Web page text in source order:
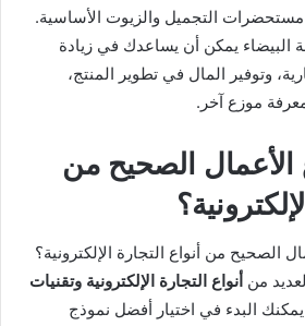
التجميل والزيوت الأساسية.
البيضاء يمكن أن يساعدك في زيادة
وتوفير المال في تطوير المنتج،
موزع آخر.
الأعمال الصحيح من
من أنواع التجارة الإلكترونية وتقنيات
يمكنك البدء في اختيار أفضل نموذج